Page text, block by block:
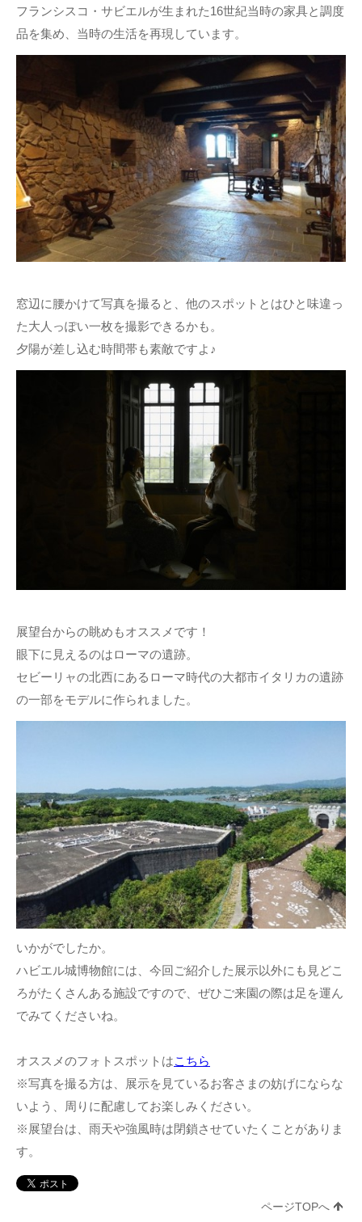
フランシスコ・サビエルが生まれた16世紀当時の家具と調度
品を集め、当時の生活を再現しています。
窓辺に腰かけて写真を撮ると、他のスポットとはひと味違っ
た大人っぽい一枚を撮影できるかも。
夕陽が差し込む時間帯も素敵ですよ♪
展望台からの眺めもオススメです！
眼下に見えるのはローマの遺跡。
セビーリャの北西にあるローマ時代の大都市イタリカの遺跡
の一部をモデルに作られました。
いかがでしたか。
ハビエル城博物館には、今回ご紹介した展示以外にも見どこ
ろがたくさんある施設ですので、ぜひご来園の際は足を運ん
でみてくださいね。
オススメのフォトスポットはこちら
※写真を撮る方は、展示を見ているお客さまの妨げにならな
いよう、周りに配慮してお楽しみください。
※展望台は、雨天や強風時は閉鎖させていたくことがありま
す。
ページTOPへ